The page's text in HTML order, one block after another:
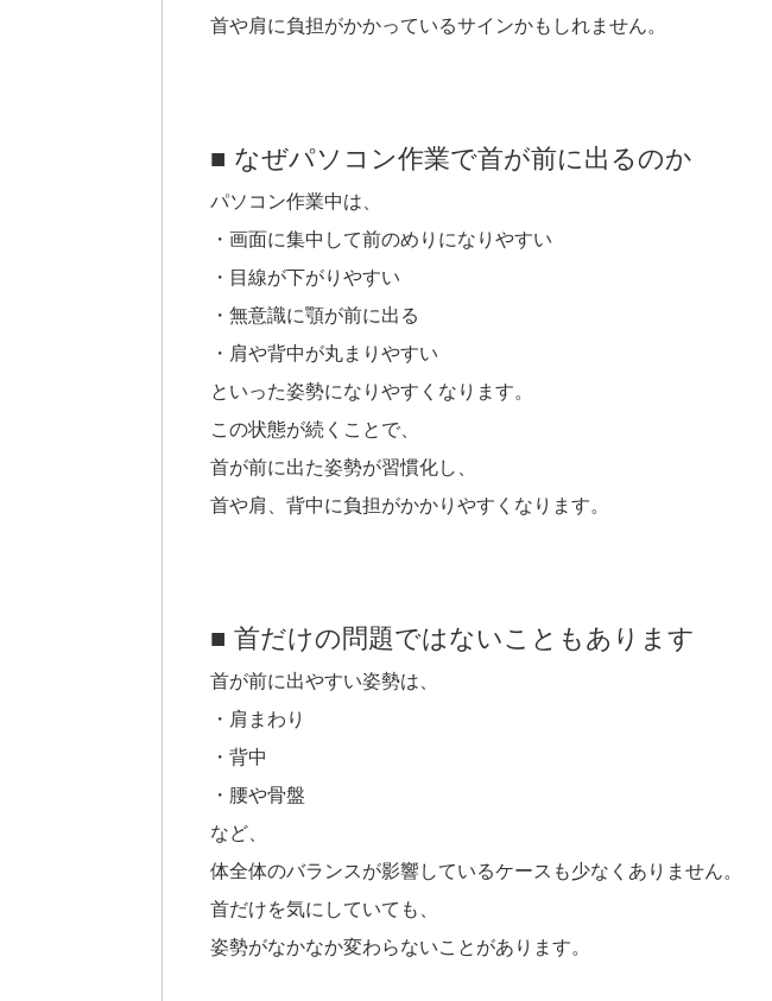
首や肩に負担がかかっているサインかもしれません。
■ なぜパソコン作業で首が前に出るのか
パソコン作業中は、
・画面に集中して前のめりになりやすい
・目線が下がりやすい
・無意識に顎が前に出る
・肩や背中が丸まりやすい
といった姿勢になりやすくなります。
この状態が続くことで、
首が前に出た姿勢が習慣化し、
首や肩、背中に負担がかかりやすくなります。
■ 首だけの問題ではないこともあります
首が前に出やすい姿勢は、
・肩まわり
・背中
・腰や骨盤
など、
体全体のバランスが影響しているケースも少なくありません。
首だけを気にしていても、
姿勢がなかなか変わらないことがあります。